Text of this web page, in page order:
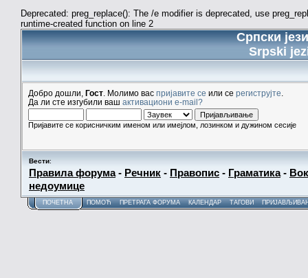
Deprecated: preg_replace(): The /e modifier is deprecated, use
runtime-created function on line 2
Српски
Srpski
Добро дошли, Гост . Молимо вас пријавите се или се региструјте
Да ли сте изгубили ваш активациони e-mail?
Пријавите се корисничким именом или имејлом, лозинком и дужином сесије
Вести:
Правила форума- Речник - Правопис - Граматика-
недоумице
ПОЧЕТНА ПОМОЋ ПРЕТРАГА ФОРУМА КАЛЕНДАР ТАГОВИ